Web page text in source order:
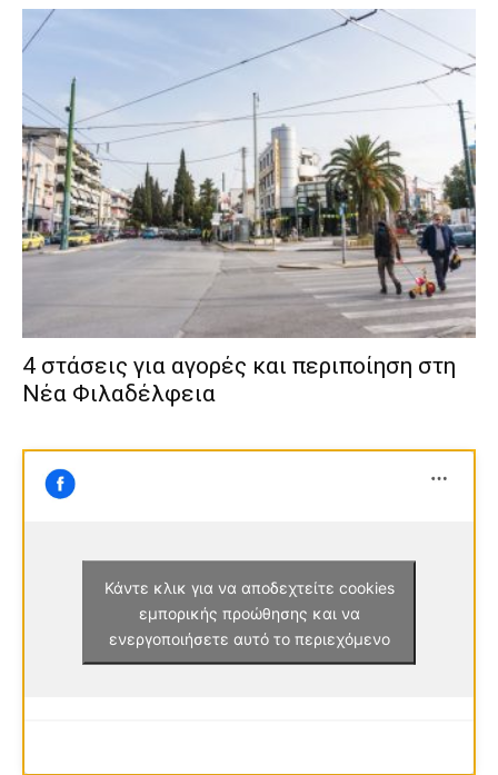
4 στάσεις για αγορές και περιποίηση στη
Νέα Φιλαδέλφεια
Κάντε κλικ για να αποδεχτείτε cookies
εμπορικής προώθησης και να
ενεργοποιήσετε αυτό το περιεχόμενο